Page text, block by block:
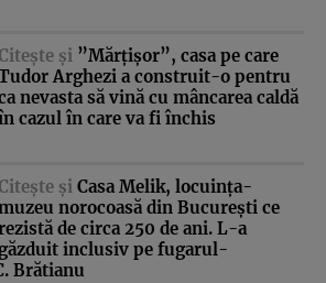
şi ”Mărţişor”, casa pe care
Arghezi a construit-o pentru
nevasta să vină cu mâncarea caldă
cazul în care va fi închis
şi Casa Melik, locuinţa-
norocoasă din Bucureşti ce
de circa 250 de ani. L-a
inclusiv pe fugarul-
Brătianu